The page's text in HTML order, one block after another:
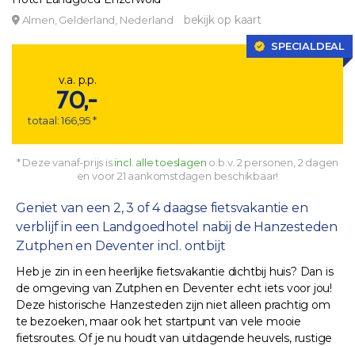
Almen, Gelderland, Nederland bekijk op kaart
SPECIALDEAL
v.a. p.p.
70,-
totaal: 166,95 *
* Deze vanaf-prijs isincl. alle toeslagen o.b.v. 2 personen, 2 dagen
en voor 21 aankomstdagen beschikbaar!
Geniet van een 2, 3 of 4 daagse fietsvakantie en
verblijf in een Landgoedhotel nabij de Hanzesteden
Zutphen en Deventer incl. ontbijt
Heb je zin in een heerlijke fietsvakantie dichtbij huis? Dan is
de omgeving van Zutphen en Deventer echt iets voor jou!
Deze historische Hanzesteden zijn niet alleen prachtig om
te bezoeken, maar ook het startpunt van vele mooie
fietsroutes. Of je nu houdt van uitdagende heuvels, rustige